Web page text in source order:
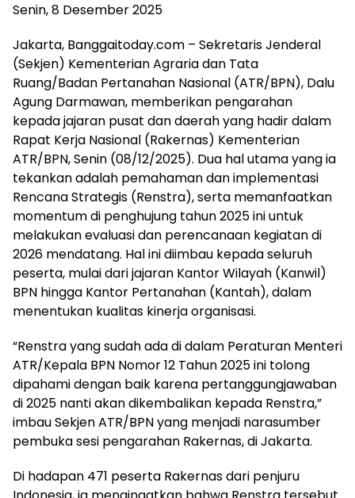
Senin, 8 Desember 2025
Jakarta, Banggaitoday.com – Sekretaris Jenderal
(Sekjen) Kementerian Agraria dan Tata
Ruang/Badan Pertanahan Nasional (ATR/BPN), Dalu
Agung Darmawan, memberikan pengarahan
kepada jajaran pusat dan daerah yang hadir dalam
Rapat Kerja Nasional (Rakernas) Kementerian
ATR/BPN, Senin (08/12/2025). Dua hal utama yang ia
tekankan adalah pemahaman dan implementasi
Rencana Strategis (Renstra), serta memanfaatkan
momentum di penghujung tahun 2025 ini untuk
melakukan evaluasi dan perencanaan kegiatan di
2026 mendatang. Hal ini diimbau kepada seluruh
peserta, mulai dari jajaran Kantor Wilayah (Kanwil)
BPN hingga Kantor Pertanahan (Kantah), dalam
menentukan kualitas kinerja organisasi.
“Renstra yang sudah ada di dalam Peraturan Menteri
ATR/Kepala BPN Nomor 12 Tahun 2025 ini tolong
dipahami dengan baik karena pertanggungjawaban
di 2025 nanti akan dikembalikan kepada Renstra,”
imbau Sekjen ATR/BPN yang menjadi narasumber
pembuka sesi pengarahan Rakernas, di Jakarta.
Di hadapan 471 peserta Rakernas dari penjuru